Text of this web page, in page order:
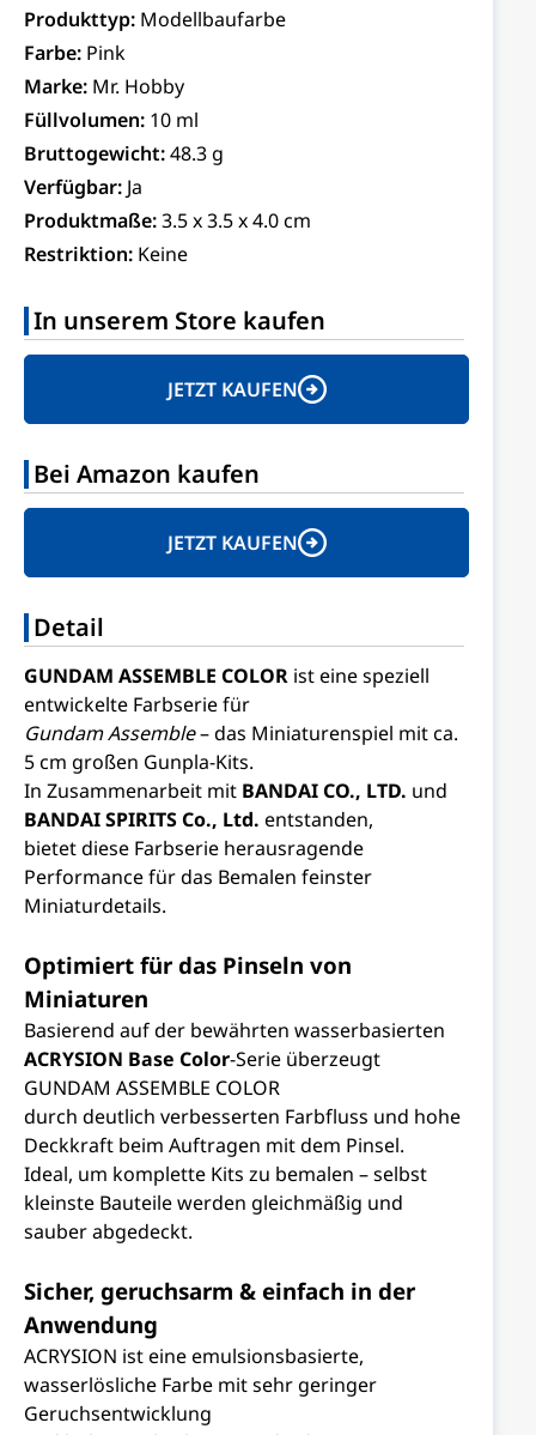
Produkttyp: Modellbaufarbe
Farbe: Pink
Marke: Mr. Hobby
Füllvolumen: 10 ml
Bruttogewicht:48.3 g
Verfügbar: Ja
Produktmaße:3.5 x 3.5 x 4.0 cm
Restriktion: Keine
In unserem Store kaufen
JETZT KAUFEN
Bei Amazon kaufen
JETZT KAUFEN
Detail
GUNDAM ASSEMBLE COLOR ist eine speziell
entwickelte Farbserie für
Gundam Assemble– das Miniaturenspiel mit ca.
5 cm großen Gunpla-Kits.
In Zusammenarbeit mit BANDAI CO., LTD. und
BANDAI SPIRITS Co., Ltd. entstanden,
bietet diese Farbserie herausragende
Performance für das Bemalen feinster
Miniaturdetails.
Optimiert für das Pinseln von
Miniaturen
Basierend auf der bewährten wasserbasierten
ACRYSION Base Color-Serie überzeugt
GUNDAM ASSEMBLE COLOR
durch deutlich verbesserten Farbfluss und hohe
Deckkraft beim Auftragen mit dem Pinsel.
Ideal, um komplette Kits zu bemalen – selbst
kleinste Bauteile werden gleichmäßig und
sauber abgedeckt.
Sicher, geruchsarm & einfach in der
Anwendung
ACRYSION ist eine emulsionsbasierte,
wasserlösliche Farbe mit sehr geringer
Geruchsentwicklung